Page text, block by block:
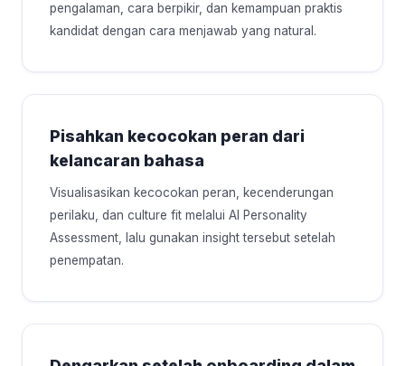
pengalaman, cara berpikir, dan kemampuan praktis
kandidat dengan cara menjawab yang natural.
Pisahkan kecocokan peran dari
kelancaran bahasa
Visualisasikan kecocokan peran, kecenderungan
perilaku, dan culture fit melalui AI Personality
Assessment, lalu gunakan insight tersebut setelah
penempatan.